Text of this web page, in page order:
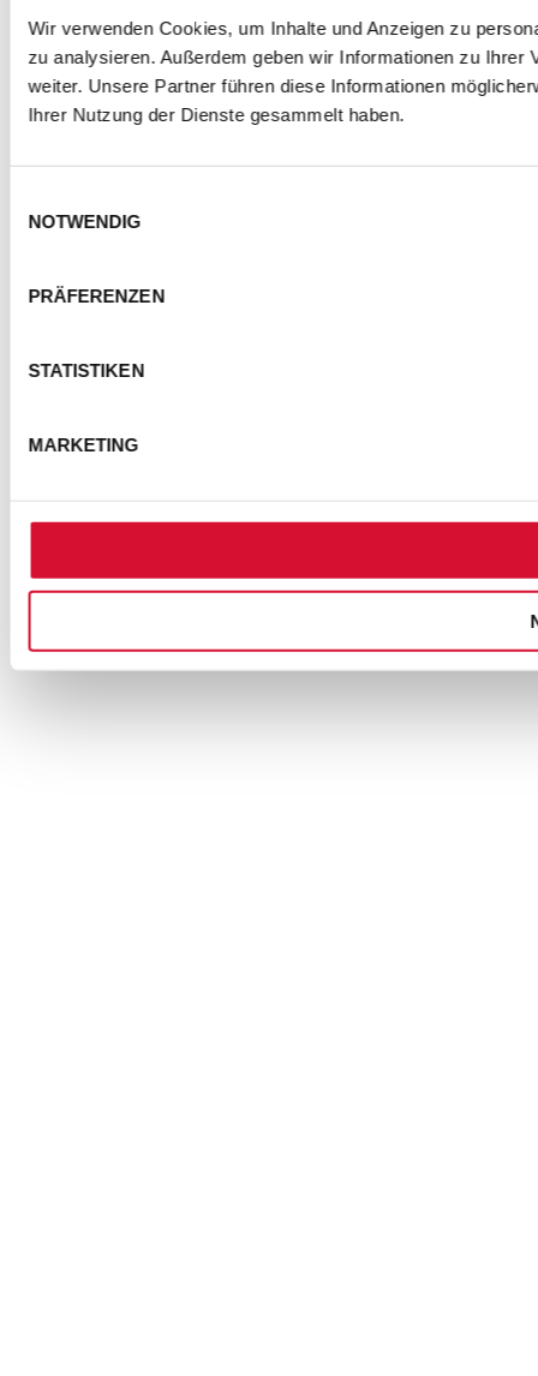
Wir verwenden Cookies, um Inhalte und Anzeigen zu
zu analysieren. Außerdem geben wir Informationen zu
weiter. Unsere Partner führen diese Informationen
Ihrer Nutzung der Dienste gesammelt haben.
NOTWENDIG
PRÄFERENZEN
STATISTIKEN
MARKETING